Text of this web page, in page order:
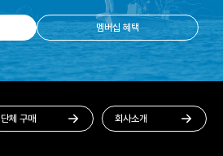
멤버십 혜택
단체 구매 회사소개